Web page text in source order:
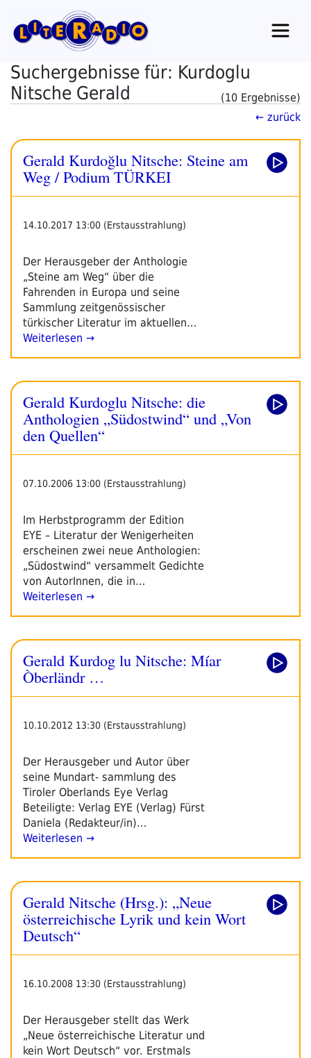
Inhalt
springen
Suchergebnisse für: Kurdoglu
Nitsche Gerald
(10 Ergebnisse)
← zurück
Gerald Kurdoğlu Nitsche: Steine am
Weg / Podium TÜRKEI
14.10.2017 13:00 (Erstausstrahlung)
Der Herausgeber der Anthologie
„Steine am Weg“ über die
Fahrenden in Europa und seine
Sammlung zeitgenössischer
türkischer Literatur im aktuellen…
Weiterlesen →
Gerald Kurdoglu Nitsche: die
Anthologien „Südostwind“ und „Von
den Quellen“
07.10.2006 13:00 (Erstausstrahlung)
Im Herbstprogramm der Edition
EYE – Literatur der Wenigerheiten
erscheinen zwei neue Anthologien:
„Südostwind“ versammelt Gedichte
von AutorInnen, die in…
Weiterlesen →
Gerald Kurdog lu Nitsche: Míar
Òberländr …
10.10.2012 13:30 (Erstausstrahlung)
Der Herausgeber und Autor über
seine Mundart- sammlung des
Tiroler Oberlands Eye Verlag
Beteiligte: Verlag EYE (Verlag) Fürst
Daniela (Redakteur/in)…
Weiterlesen →
Gerald Nitsche (Hrsg.): „Neue
österreichische Lyrik und kein Wort
Deutsch“
16.10.2008 13:30 (Erstausstrahlung)
Der Herausgeber stellt das Werk
„Neue österreichische Literatur und
kein Wort Deutsch“ vor. Erstmals